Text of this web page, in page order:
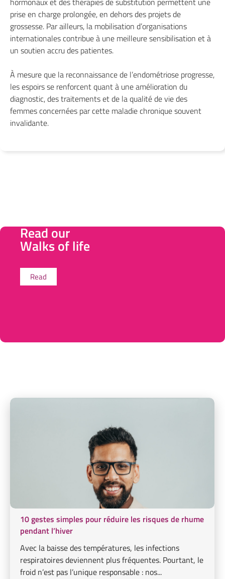
prise en charge prolongée, en dehors des projets de
grossesse. Par ailleurs, la mobilisation d’organisations
internationales contribue à une meilleure sensibilisation et à
un soutien accru des patientes.
À mesure que la reconnaissance de l’endométriose progresse,
les espoirs se renforcent quant à une amélioration du
diagnostic, des traitements et de la qualité de vie des
femmes concernées par cette maladie chronique souvent
invalidante.
Read our
Walks of life
Read
10 gestes simples pour réduire les risques de rhume
pendant l’hiver
Avec la baisse des températures, les infections
respiratoires deviennent plus fréquentes. Pourtant, le
froid n’est pas l’unique responsable : nos...